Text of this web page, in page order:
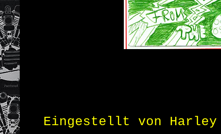
Eingestellt von